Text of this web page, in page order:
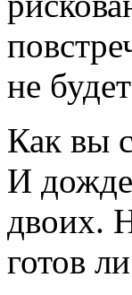
не
Как вы
И
двоих.
готов